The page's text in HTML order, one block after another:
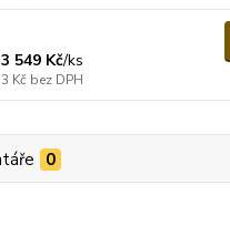
3 549 Kč/ks
Kč bez DPH
0